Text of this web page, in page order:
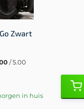
Zwart
/ 5.00
in huis